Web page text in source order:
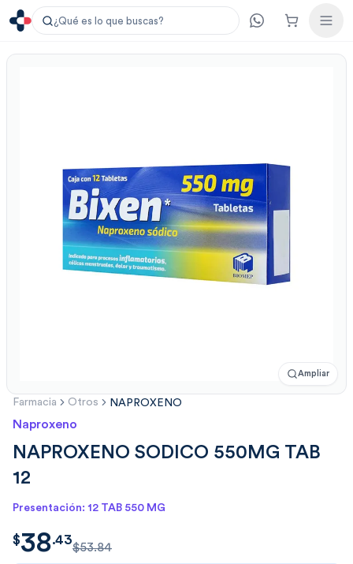
¿Qué es lo que buscas?
Ampliar
Farmacia Otros NAPROXENO
Naproxeno
NAPROXENO SODICO 550MG TAB
12
Presentación: 12 TAB 550 MG
$38.4300
$38.43
$53.84